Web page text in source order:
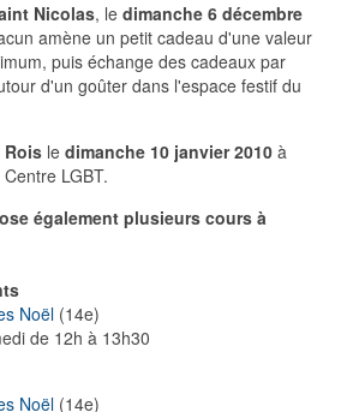
Nicolas, le dimanche 6 décembre
amène un petit cadeau d'une valeur
puis échange des cadeaux par
d'un goûter dans l'espace festif du
Rois le dimanche 10 janvier 2010 à
LGBT.
également plusieurs cours à
Noël (14e)
de 12h à 13h30
Noël (14e)